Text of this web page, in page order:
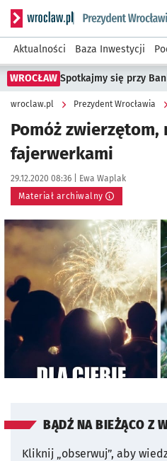
Serwis informacyjny
Aktualności Baza Inwestycji
WROCŁAW Spotkajmy się przy
wroclaw.pl Prezydent Wrocławia
Pomóż
fajerwerkami
Data publikacji:
29.12.2020 08:36 | Autor:
Ewa Waplak
Materiał archiwalny
Kliknij, aby powiększyć
BĄDŹ NA BIEŻĄCO Z
Kliknij „obserwuj”, aby